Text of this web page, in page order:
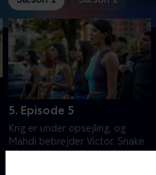
5. Episode 5
Krig er under opsejling, og
Mahdi bebrejder Victor. Snake
afdækker en ny forretning